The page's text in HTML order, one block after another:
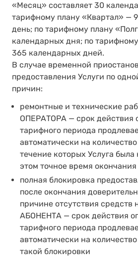
«Месяц» составляет 30
тарифному плану «Квартал» —
день; по тарифному плану
календарных дня; по
365 календарных дней.
В случае временной
предоставления Услуги по
причин:
ремонтные и технические
ОПЕРАТОРА — срок действия
тарифного периода
автоматически на
течение которых Услуга была
этом точное время
полная блокировка
после окончания
причине отсутствия средств
АБОНЕНТА — срок действия
тарифного периода
автоматически на
такой блокировки